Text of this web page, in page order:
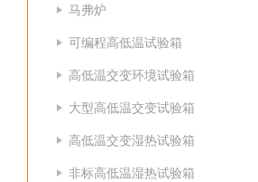
马弗炉
可编程高低温试验箱
高低温交变环境试验箱
大型高低温交变试验箱
高低温交变湿热试验箱
非标高低温湿热试验箱